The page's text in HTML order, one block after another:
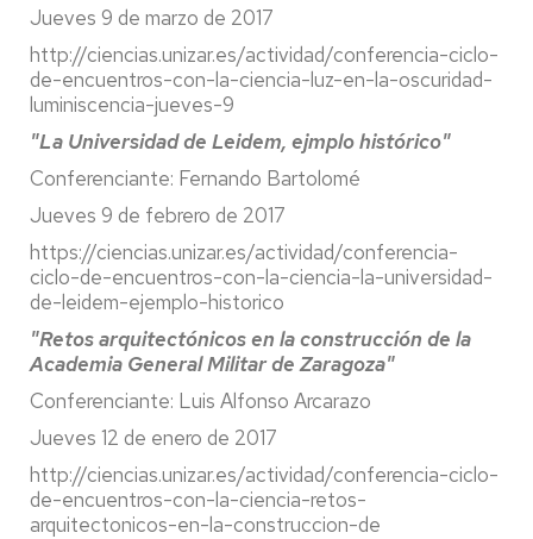
Jueves 9 de marzo de 2017
http://ciencias.unizar.es/actividad/conferencia-ciclo-
de-encuentros-con-la-ciencia-luz-en-la-oscuridad-
luminiscencia-jueves-9
"La Universidad de Leidem, ejmplo histórico"
Conferenciante: Fernando Bartolomé
Jueves 9 de febrero de 2017
https://ciencias.unizar.es/actividad/conferencia-
ciclo-de-encuentros-con-la-ciencia-la-universidad-
de-leidem-ejemplo-historico
"Retos arquitectónicos en la construcción de la
Academia General Militar de Zaragoza"
Conferenciante: Luis Alfonso Arcarazo
Jueves 12 de enero de 2017
http://ciencias.unizar.es/actividad/conferencia-ciclo-
de-encuentros-con-la-ciencia-retos-
arquitectonicos-en-la-construccion-de